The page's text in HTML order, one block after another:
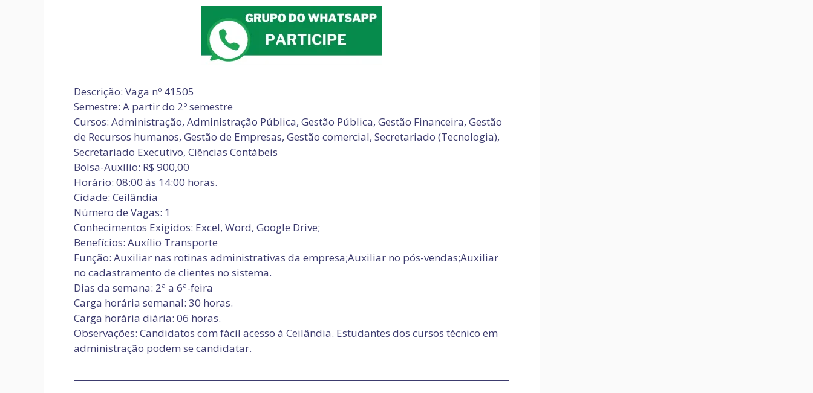
Descrição: Vaga nº 41505
Semestre: A partir do 2º semestre
Cursos: Administração, Administração Pública, Gestão Pública, Gestão Financeira, Gestão
de Recursos humanos, Gestão de Empresas, Gestão comercial, Secretariado (Tecnologia),
Secretariado Executivo, Ciências Contábeis
Bolsa-Auxílio: R$ 900,00
Horário: 08:00 às 14:00 horas.
Cidade: Ceilândia
Número de Vagas: 1
Conhecimentos Exigidos: Excel, Word, Google Drive;
Benefícios: Auxílio Transporte
Função: Auxiliar nas rotinas administrativas da empresa;Auxiliar no pós-vendas;Auxiliar
no cadastramento de clientes no sistema.
Dias da semana: 2ª a 6ª-feira
Carga horária semanal: 30 horas.
Carga horária diária: 06 horas.
Observações: Candidatos com fácil acesso á Ceilândia. Estudantes dos cursos técnico em
administração podem se candidatar.